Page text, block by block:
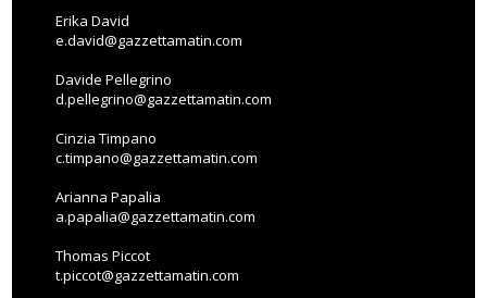
Erika David
e.david@gazzettamatin.com
Davide Pellegrino
d.pellegrino@gazzettamatin.com
Cinzia Timpano
c.timpano@gazzettamatin.com
Arianna Papalia
a.papalia@gazzettamatin.com
Thomas Piccot
t.piccot@gazzettamatin.com